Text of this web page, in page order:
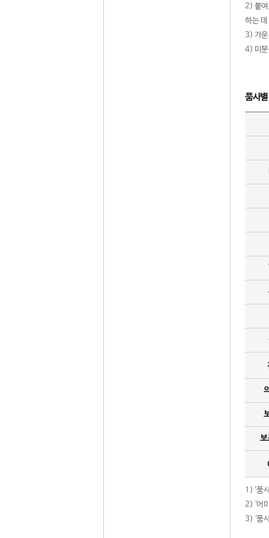
2) 붙여
하는
3) 가운
4) 미분
품사
보
1) '품
2) ‘어
3) ‘품